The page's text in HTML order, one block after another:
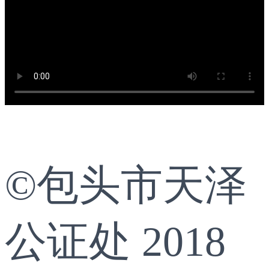
©包头市天泽
公证处 2018